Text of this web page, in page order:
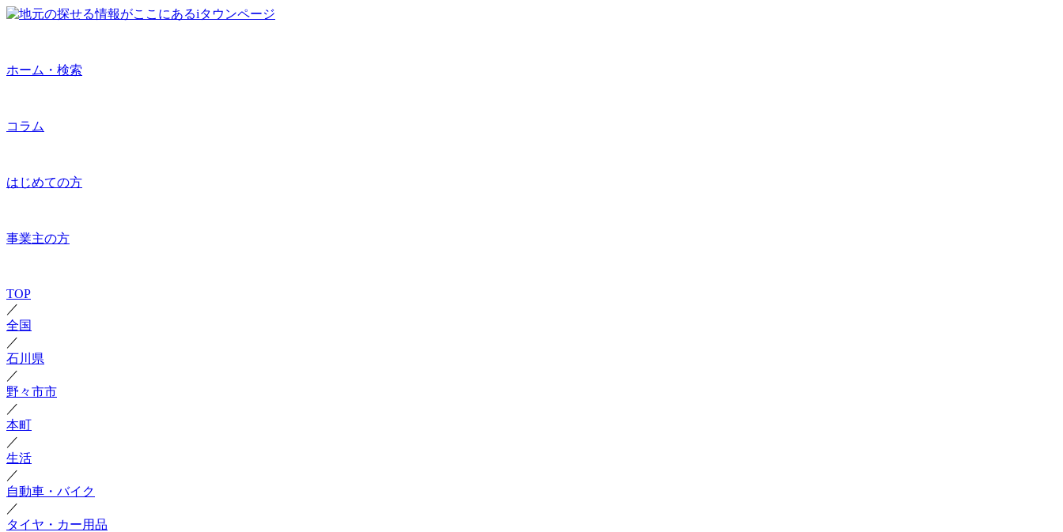
ホーム・検索
コラム
はじめての方
事業主の方
TOP
／
全国
／
石川県
／
野々市市
／
本町
／
生活
／
自動車・バイク
／
タイヤ・カー用品